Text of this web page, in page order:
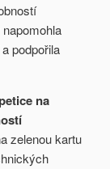
podpořila
na
zelenou kartu